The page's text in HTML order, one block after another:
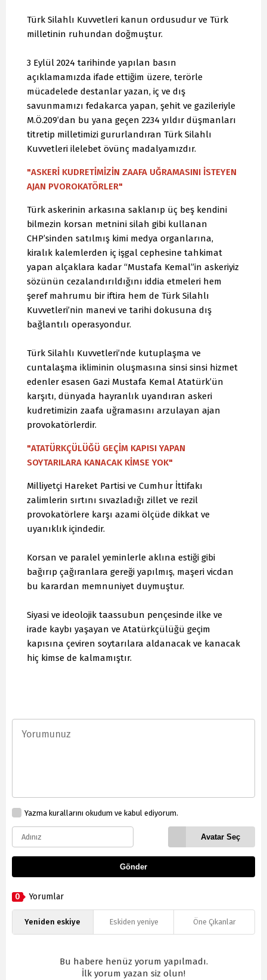
Türk Silahlı Kuvvetleri kanun ordusudur ve Türk
milletinin ruhundan doğmuştur.
3 Eylül 2024 tarihinde yapılan basın
açıklamamızda ifade ettiğim üzere, terörle
mücadelede destanlar yazan, iç ve dış
savunmamızı fedakarca yapan, şehit ve gazileriyle
M.Ö.209’dan bu yana geçen 2234 yıldır düşmanları
titretip milletimizi gururlandıran Türk Silahlı
Kuvvetleri ilelebet övünç madalyamızdır.
"ASKERİ KUDRETİMİZİN ZAAFA UĞRAMASINI İSTEYEN
AJAN PVOROKATÖRLER"
Türk askerinin arkasına saklanıp üç beş kendini
bilmezin korsan metnini silah gibi kullanan
CHP’sinden satılmış kimi medya organlarına,
kiralık kalemlerden iç işgal cephesine tahkimat
yapan alçaklara kadar “Mustafa Kemal”in askeriyiz
sözünün cezalandırıldığını iddia etmeleri hem
şeref mahrumu bir iftira hem de Türk Silahlı
Kuvvetleri’nin manevi ve tarihi dokusuna dış
bağlantılı operasyondur.
Türk Silahlı Kuvvetleri’nde kutuplaşma ve
cuntalaşma ikliminin oluşmasına sinsi sinsi hizmet
edenler esasen Gazi Mustafa Kemal Atatürk’ün
karşıtı, dünyada hayranlık uyandıran askeri
kudretimizin zaafa uğramasını arzulayan ajan
provokatörlerdir.
"ATATÜRKÇÜLÜĞÜ GEÇİM KAPISI YAPAN
SOYTARILARA KANACAK KİMSE YOK"
Milliyetçi Hareket Partisi ve Cumhur İttifakı
zalimlerin sırtını sıvazladığı zillet ve rezil
provokatörlere karşı azami ölçüde dikkat ve
uyanıklık içindedir.
Korsan ve paralel yeminlerle aklına estiği gibi
bağırıp çağıranlara gereği yapılmış, maşeri vicdan
bu karardan memnuniyet duymuştur.
Siyasi ve ideolojik taassubun pençesinde ilke ve
irade kaybı yaşayan ve Atatürkçülüğü geçim
kapısına çeviren soytarılara aldanacak ve kanacak
hiç kimse de kalmamıştır.
Yazma kurallarını okudum ve kabul ediyorum.
Avatar Seç
Gönder
0 Yorumlar
Yeniden eskiye Eskiden yeniye Öne Çıkanlar
Bu habere henüz yorum yapılmadı.
İlk yorum yazan siz olun!